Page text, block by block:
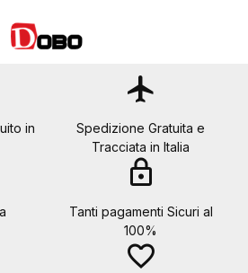
in
flight
Spedizione Gratuita e
Tracciata in Italia
lock
Tanti pagamenti Sicuri al
100%
favorite_border